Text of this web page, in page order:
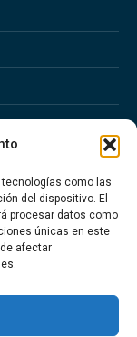
como las
del dispositivo. El
procesar datos como
únicas en este
afectar